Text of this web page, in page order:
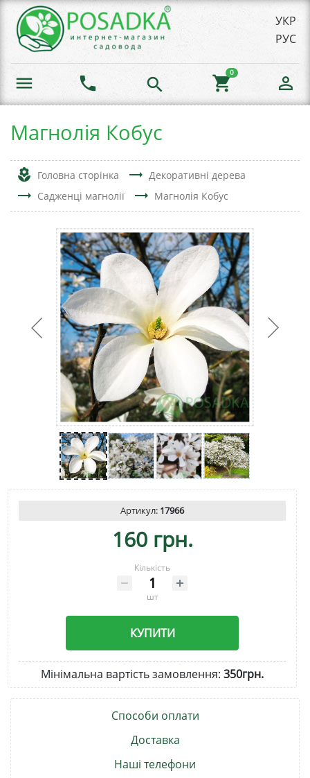
УКР
РУС
menu phone search shopping_cart
0
person_outline
Магнолія Кобус
local_florist Головна сторінка trending_flat Декоративні дерева
trending_flat Садженці магнолії trending_flat Магнолія Кобус
Артикул: 17966
160 грн.
Кількість
шт
КУПИТИ
Мінімальна вартість замовлення: 350грн.
Способи оплати
Доставка
Наші телефони